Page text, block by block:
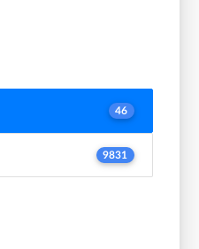
46
9831